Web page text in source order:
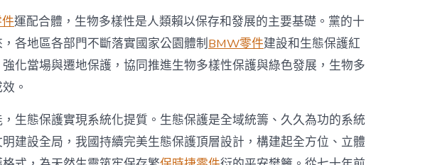
OSDER
奧
斯
德
汽
料
續
繁
榮
運配合體，生物多樣性是人類賴以保存和發展的主要基礎。黨的十
各地區各部門不斷落實國家公園體制BMW零件建設和生態保護紅
化當場與遷地保護，協同推進生物多樣性保護與綠色發展，生物多
。
生態保護實現系統化提質。生態保護是全域統籌、久久為功的系統
建設全局，我國持續完美生態保護頂層設計，構建起全方位、立體